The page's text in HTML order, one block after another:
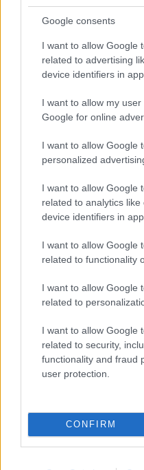
Google consents
I want to allow Google
related to advertising
device identifiers in
I want to allow my
Google for online
I want to allow Google
personalized
I want to allow Google
related to analytics
device identifiers in
I want to allow Google
related to functionality
I want to allow Google
related to
I want to allow Google
related to security,
functionality and fraud
user protection.
CONFIRM
Ricevi le
Condividi l'articolo
F
a
ce
b
o
o
k
T
w
it
te
r
Pi
n
te
re
st
h
s
p
p
NOTIZIE RECENTI
Michelle
vivo: un amico
accoglienza